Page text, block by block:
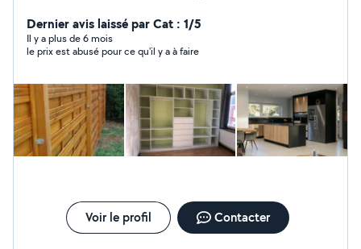
des étagères et toutes les petites bricoles pour
maison........ la confiance et le respect du client c'est
mon capital
Dernier avis laissé par Cat : 1/5
Il y a plus de 6 mois
le prix est abusé pour ce qu'il y a à faire
Voir le profil Contacter